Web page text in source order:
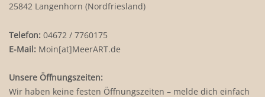
25842 Langenhorn (Nordfriesland)
Telefon: 04672 / 7760175
E-Mail: Moin[at]MeerART.de
Unsere Öffnungszeiten:
Wir haben keine festen Öffnungszeiten – melde dich einfach